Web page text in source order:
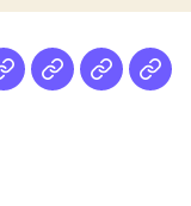
NetzMedien